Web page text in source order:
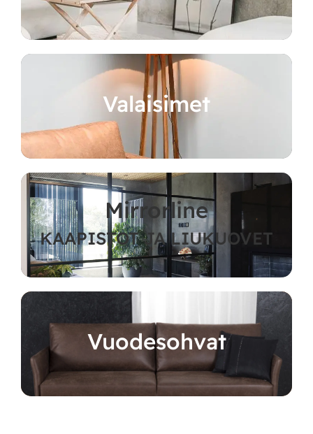
Valaisimet
Mirrorline
KAAPISTOT JA LIUKUOVET
Vuodesohvat